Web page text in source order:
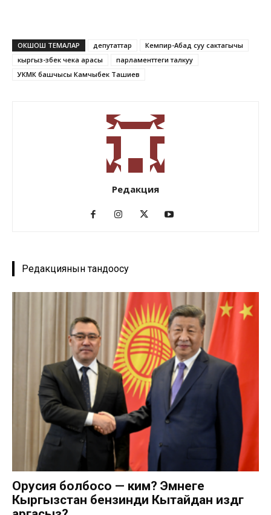
ОКШОШ ТЕМАЛАР депутаттар
Кемпир-Абад суу сактагычы
кыргыз-өзбек чека арасы
парламенттеги талкуу
УКМК башчысы Камчыбек Ташиев
Редакция
Редакциянын тандоосу
Орусия болбосо — ким? Эмнеге
Кыргызстан бензинди Кытайдан издөөгө